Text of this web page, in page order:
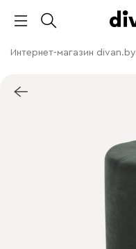
Интернет-магазин divan.by